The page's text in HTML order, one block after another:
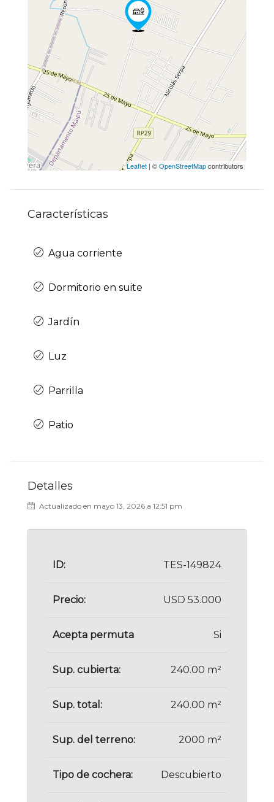
Leaflet | ©OpenStreetMapcontributors
Características
Agua corriente
Dormitorio en suite
Jardín
Luz
Parrilla
Patio
Detalles
Actualizado en mayo 13, 2026 a 12:51 pm
ID: TES-149824
Precio: USD 53.000
Acepta permuta Si
Sup. cubierta: 240.00 m²
Sup. total: 240.00 m²
Sup. del terreno: 2000 m²
Tipo de cochera: Descubierto